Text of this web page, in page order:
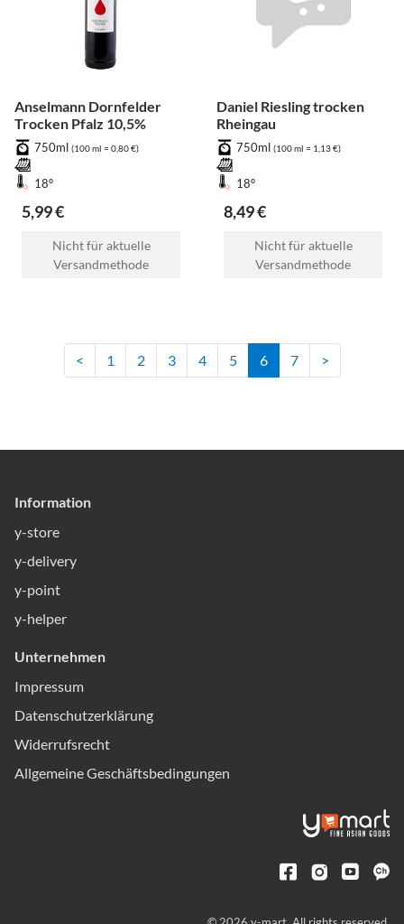
Anselmann Dornfelder
Trocken Pfalz 10,5%
750ml (100 ml = 0,80 €)
18°
5,99 €
Nicht für aktuelle
Versandmethode
Daniel Riesling trocken
Rheingau
750ml (100 ml = 1,13 €)
18°
8,49 €
Nicht für aktuelle
Versandmethode
< 1 2 3 4 5 6 7 >
Information
y-store
y-delivery
y-point
y-helper
Unternehmen
Impressum
Datenschutzerklärung
Widerrufsrecht
Allgemeine Geschäftsbedingungen